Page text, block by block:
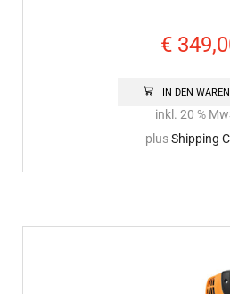
€
IN DEN
inkl. 20 %
plusShipping